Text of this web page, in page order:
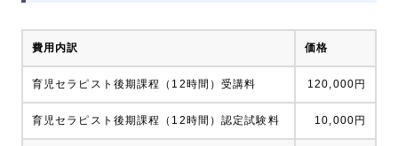
費用内訳 価格
育児セラピスト後期課程（12時間）受講料 120,000円
育児セラピスト後期課程（12時間）認定試験料 10,000円